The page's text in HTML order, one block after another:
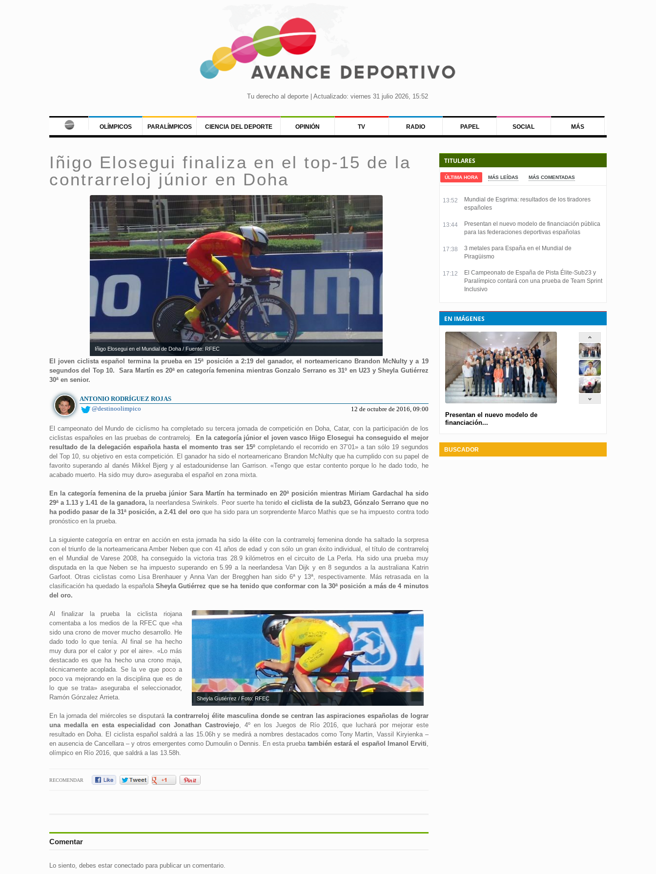
Tu derecho al deporte | Actualizado: viernes 31 julio 2026, 15:52
OLÍMPICOS PARALÍMPICOS CIENCIA DEL DEPORTE OPINIÓN TV RADIO PAPEL SOCIAL MÁS
Iñigo Elosegui finaliza en el top-15 de la
contrarreloj júnior en Doha
Iñigo Elosegui en el Mundial de Doha / Fuente: RFEC
El joven ciclista español termina la prueba en 15ª posición a 2:19 del ganador, el norteamericano Brandon McNulty y a 19
segundos del Top 10. Sara Martín es 20ª en categoría femenina mientras Gonzalo Serrano es 31º en U23 y Sheyla Gutiérrez
30ª en senior.
ANTONIO RODRÍGUEZ ROJAS
@destinoolimpico
12 de octubre de 2016, 09:00
El campeonato del Mundo de ciclismo ha completado su tercera jornada de competición en Doha, Catar, con la participación de los
ciclistas españoles en las pruebas de contrarreloj.
En la categoría júnior el joven vasco Iñigo Elosegui ha conseguido el mejor
resultado de la delegación española hasta el momento tras ser 15º completando el recorrido en 37’01» a tan sólo 19 segundos
del Top 10, su objetivo en esta competición. El ganador ha sido el norteamericano Brandon McNulty que ha cumplido con su papel de
favorito superando al danés Mikkel Bjerg y al estadounidense Ian Garrison. «Tengo que estar contento porque lo he dado todo, he
acabado muerto. Ha sido muy duro» aseguraba el español en zona mixta.
En la categoría femenina de la prueba júnior Sara Martín ha terminado en 20ª posición mientras Miriam Gardachal ha sido
29ª a 1.13 y 1.41 de la ganadora, la neerlandesa Swinkels. Peor suerte ha tenidoel ciclista de la sub23, Gónzalo Serrano que no
ha podido pasar de la 31ª posición, a 2.41 del oroque ha sido para un sorprendente Marco Mathis que se ha impuesto contra todo
pronóstico en la prueba.
La siguiente categoría en entrar en acción en esta jornada ha sido la élite con la contrarreloj femenina donde ha saltado la sorpresa
con el triunfo de la norteamericana Amber Neben que con 41 años de edad y con sólo un gran éxito individual, el título de contrarreloj
en el Mundial de Varese 2008, ha conseguido la victoria tras 28.9 kilómetros en el circuito de La Perla. Ha sido una prueba muy
disputada en la que Neben se ha impuesto superando en 5.99 a la neerlandesa Van Dijk y en 8 segundos a la australiana Katrin
Garfoot. Otras ciclistas como Lisa Brenhauer y Anna Van der Bregghen han sido 6ª y 13ª, respectivamente. Más retrasada en la
clasificación ha quedado la españolaSheyla Gutiérrez que se ha tenido que conformar con la 30ª posición a más de 4 minutos
del oro.
Sheyla Gutiérrez / Foto: RFEC
Al finalizar la prueba la ciclista riojana
comentaba a los medios de la RFEC que «ha
sido una crono de mover mucho desarrollo. He
dado todo lo que tenía. Al final se ha hecho
muy dura por el calor y por el aire». «Lo más
destacado es que ha hecho una crono maja,
técnicamente acoplada. Se la ve que poco a
poco va mejorando en la disciplina que es de
lo que se trata» aseguraba el seleccionador,
Ramón Gónzalez Arrieta.
En la jornada del miércoles se disputará la contrarreloj élite masculina donde se centran las aspiraciones españolas de lograr
una medalla en esta especialidad con Jonathan Castroviejo, 4º en los Juegos de Río 2016, que luchará por mejorar este
resultado en Doha. El ciclista español saldrá a las 15.06h y se medirá a nombres destacados como Tony Martin, Vassil Kiryienka –
en ausencia de Cancellara – y otros emergentes como Dumoulin o Dennis. En esta pruebatambién estará el español Imanol Erviti,
olímpico en Río 2016, que saldrá a las 13.58h.
RECOMENDAR
Comentar
Lo siento, debes estar conectadopara publicar un comentario.
TITULARES
ÚLTIMA HORA MÁS LEÍDAS MÁS COMENTADAS
13:52
Mundial de Esgrima: resultados de los tiradores
españoles
13:44
Presentan el nuevo modelo de financiación pública
para las federaciones deportivas españolas
17:38
3 metales para España en el Mundial de
Piragüismo
17:12
El Campeonato de España de Pista Élite-Sub23 y
Paralímpico contará con una prueba de Team Sprint
Inclusivo
EN IMÁGENES
Presentan el nuevo modelo de
financiación...
BUSCADOR